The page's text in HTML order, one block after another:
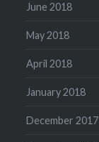
June 2018
May 2018
April 2018
January 2018
December 2017